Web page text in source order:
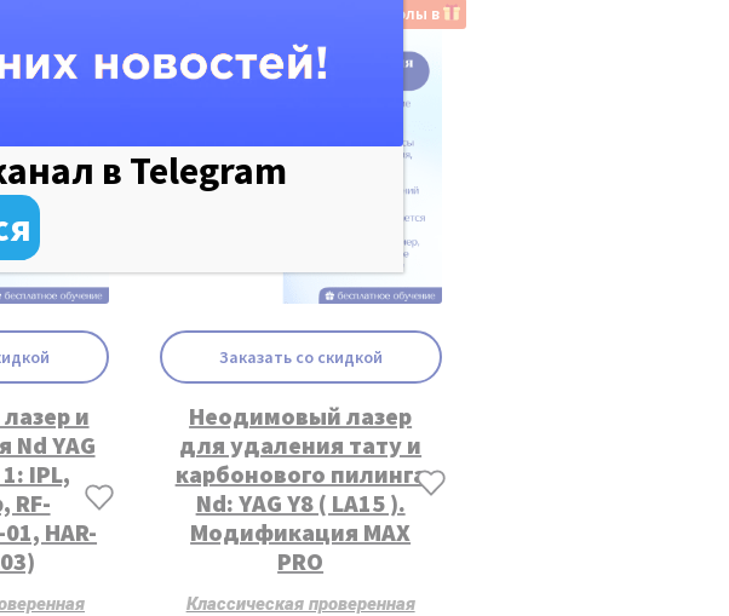
в
и
Nd YAG
IPL,
RF-
HAR-
Заказать со скидкой
Инструкция и протоколы в
Рассрочка 0%
Неодимовый лазер
для удаления тату и
карбонового пилинга
Nd: YAG Y8 ( LA15 ).
Модификация MAX
PRO
Классическая проверенная
в Telegram